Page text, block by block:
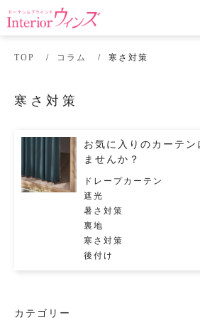
TOP コラム 寒さ対策
寒さ対策
お気に入りのカーテン
ませんか？
ドレープカーテン
遮光
暑さ対策
裏地
寒さ対策
後付け
カテゴリー